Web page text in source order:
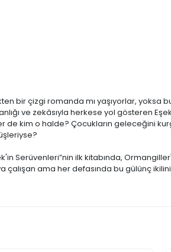
bir çizgi romanda mı yaşıyorlar, yoksa
ve zekâsıyla herkese yol gösteren
de kim o halde? Çocukların geleceğini
Serüvenleri”nin ilk kitabında,
çalışan ama her defasında bu gülünç